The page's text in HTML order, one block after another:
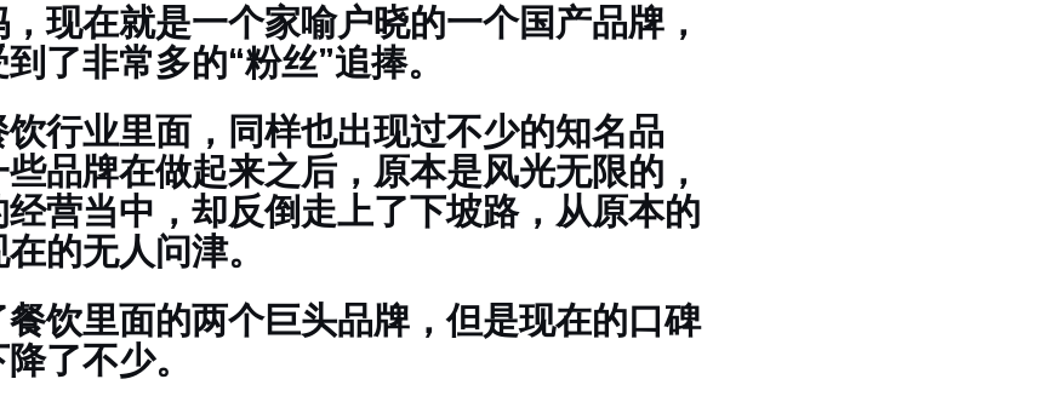
现在就是一个家喻户晓的一个国产品牌，
了非常多的“粉丝”追捧。
行业里面，同样也出现过不少的知名品
品牌在做起来之后，原本是风光无限的，
营当中，却反倒走上了下坡路，从原本的
的无人问津。
饮里面的两个巨头品牌，但是现在的口碑
了不少。